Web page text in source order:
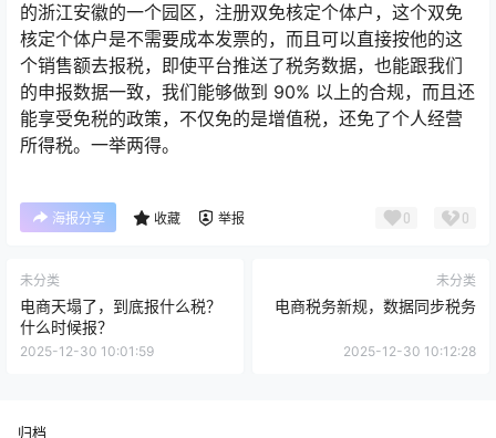
的浙江安徽的一个园区，注册双免核定个体户，这个双免
核定个体户是不需要成本发票的，而且可以直接按他的这
个销售额去报税，即使平台推送了税务数据，也能跟我们
的申报数据一致，我们能够做到 90% 以上的合规，而且还
能享受免税的政策，不仅免的是增值税，还免了个人经营
所得税。一举两得。
海报分享 收藏 举报 0 0
未分类
电商天塌了，到底报什么税？
什么时候报？
2025-12-30 10:01:59
未分类
电商税务新规，数据同步税务
2025-12-30 10:12:28
归档